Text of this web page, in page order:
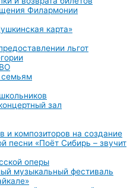
Филармонии
карта»
льгот
зал
и композиторов на создание
песни «Поёт Сибирь – звучит
оперы
музыкальный фестиваль